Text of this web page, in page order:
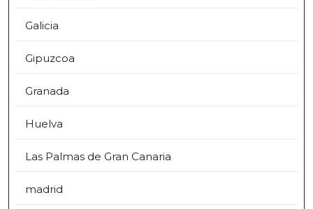
Galicia
Gipuzcoa
Granada
Huelva
Las Palmas de Gran Canaria
madrid